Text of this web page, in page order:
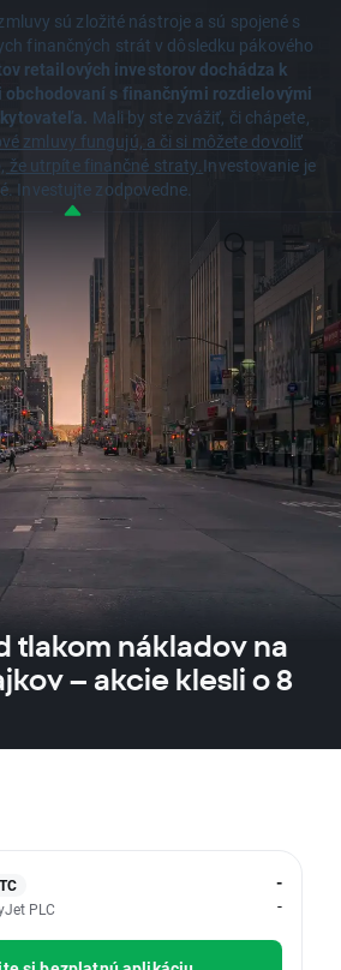
sú zložité nástroje a sú spojené s
finančných strát v dôsledku pákového
retailových investorov dochádza k
s finančnými rozdielovými
Mali by ste zvážiť, či chápete,
zmluvy fungujú, a či si môžete dovoliť
že utrpíte finančné straty.Investovanie je
Investujte zodpovedne.
tlakom nákladov na
– akcie klesli o 8
PLC
-
-